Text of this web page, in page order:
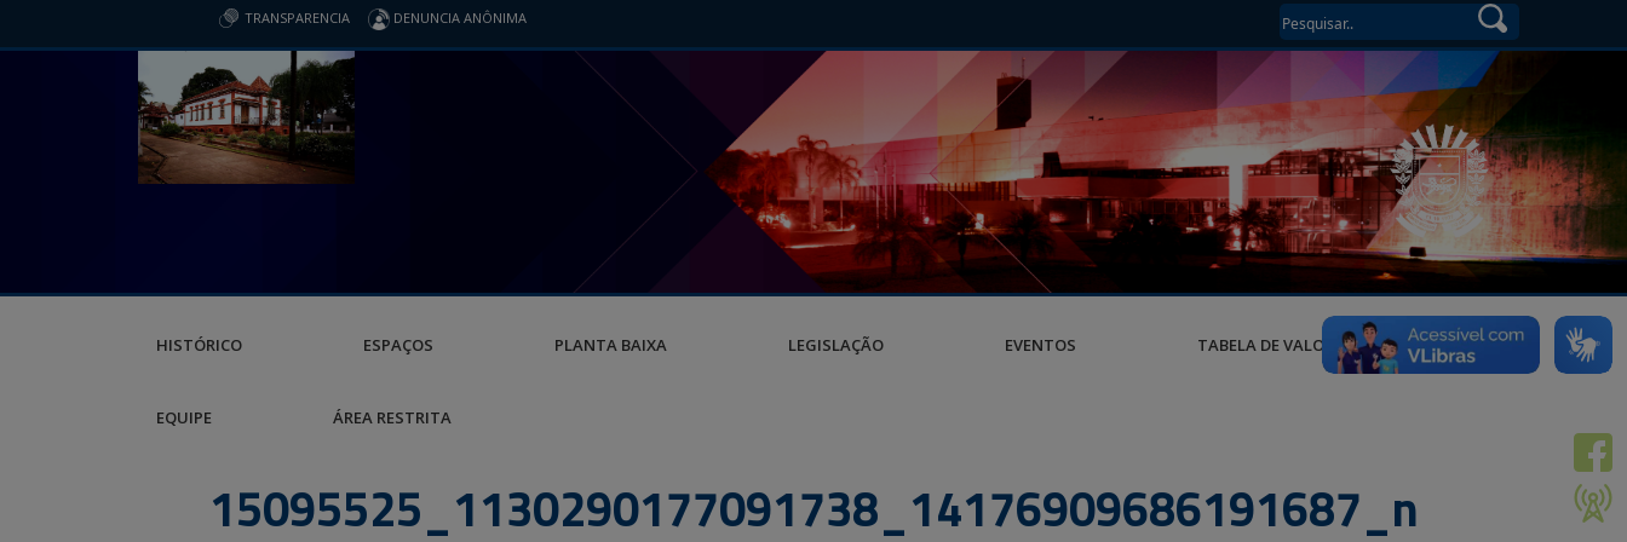
TRANSPARENCIA DENUNCIA ANÔNIMA
HISTÓRICO ESPAÇOS PLANTA BAIXA LEGISLAÇÃO EVENTOS TABELA DE VALORES
EQUIPE ÁREA RESTRITA
15095525_1130290177091738_14176909686191687_n